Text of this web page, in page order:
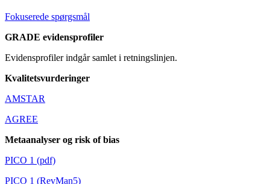
Fokuserede spørgsmål
GRADE evidensprofiler
Evidensprofiler indgår samlet i retningslinjen.
Kvalitetsvurderinger
AMSTAR
AGREE
Metaanalyser og risk of bias
PICO 1 (pdf)
PICO 1 (RevMan5)